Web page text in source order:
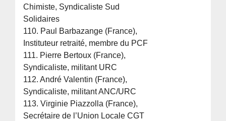
Chimiste, Syndicaliste Sud
Solidaires
110. Paul Barbazange (France),
Instituteur retraité, membre du PCF
111. Pierre Bertoux (France),
Syndicaliste, militant URC
112. André Valentin (France),
Syndicaliste, militant ANC/URC
113. Virginie Piazzolla (France),
Secrétaire de l’Union Locale CGT